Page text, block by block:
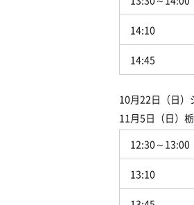
14:10
14:45
10月22日（日）
11月5日（日）
12:30 ～ 13:00
13:10